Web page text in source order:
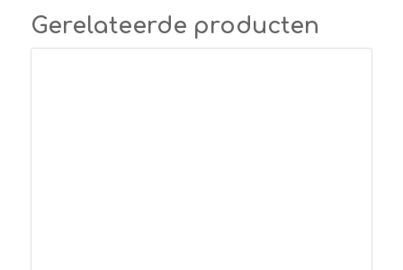
Gerelateerde producten